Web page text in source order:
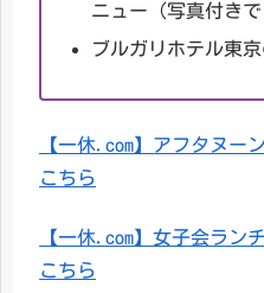
ニュー（写真付きで
ブルガリホテル東
【一休.com】アフタヌー
こちら
【一休.com】女子会ラン
こちら